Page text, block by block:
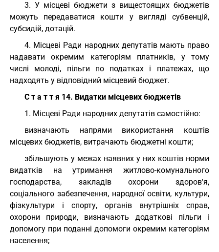
3. У місцеві бюджети з вищестоящих бюджетів
можуть передаватися кошти у вигляді субвенцій,
субсидій, дотацій.
4. Місцеві Ради народних депутатів мають право
надавати окремим категоріям платників, у тому
числі молоді, пільги по податках і платежах, що
надходять у відповідний місцевий бюджет.
С т а т т я 14. Видатки місцевих бюджетів
1. Місцеві Ради народних депутатів самостійно:
визначають напрями використання коштів
місцевих бюджетів, витрачають бюджетні кошти;
збільшують у межах наявних у них коштів норми
видатків на утримання житлово-комунального
господарства, закладів охорони здоров'я,
соціального забезпечення, народної освіти, культури,
фізкультури і спорту, органів внутрішніх справ,
охорони природи, визначають додаткові пільги і
допомогу при поданні допомоги окремим категоріям
населення;